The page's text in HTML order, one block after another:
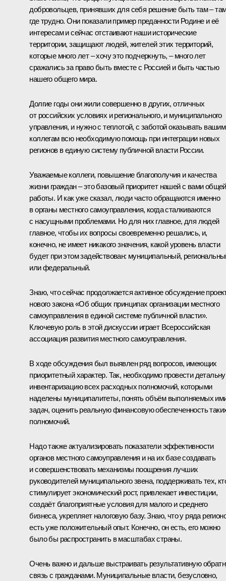
добровольцев, принявших для себя решение быть там –
где трудно. Они показали пример преданности Родине и её
интересам и сейчас отстаивают наши исторические
территории, защищают людей, жителей этих территорий,
которые много лет – хочу это подчеркнуть, – много лет
сражались за право быть вместе с Россией и быть частью
нашего общего мира.
Долгие годы они жили совершенно в других, отличных
от российских условиях и регионального, и муниципального
управления, и нужно с теплотой, с заботой оказывать вашим
коллегам всю необходимую помощь при интеграции новых
регионов в единую систему публичной власти России.
Уважаемые коллеги, повышение благополучия и качества
жизни граждан – это базовый приоритет нашей с вами общей
работы. И как уже сказал, люди часто обращаются именно
в органы местного самоуправления, когда сталкиваются
с насущными проблемами. Но для них главное, для людей
главное, чтобы их вопросы своевременно решались, и,
конечно, не имеет никакого значения, какой уровень власти
будет при этом задействован: муниципальный,
или федеральный.
Знаю, что сейчас продолжается активное обсуждение
нового закона «Об общих принципах организации местного
самоуправления в единой системе публичной власти».
Ключевую роль в этой дискуссии играет Всероссийская
ассоциация развития местного самоуправления.
В ходе обсуждения был выявлен ряд вопросов, имеющих
приоритетный характер. Так, необходимо провести
инвентаризацию всех расходных полномочий, которыми
наделены муниципалитеты, понять объём выполняемых
задач, оценить реальную финансовую обеспеченность
полномочий.
Надо также актуализировать показатели эффективности
органов местного самоуправления и на их базе создавать
и совершенствовать механизмы поощрения лучших
руководителей муниципального звена, поддерживать тех,
стимулирует экономический рост, привлекает инвестиции,
создаёт благоприятные условия для малого и среднего
бизнеса, укрепляет налоговую базу. Знаю, что у ряда
есть уже положительный опыт. Конечно, он есть, его можно
было бы распространить в масштабах страны.
Очень важно и дальше выстраивать результативную
связь с гражданами. Муниципальные власти, безусловно,